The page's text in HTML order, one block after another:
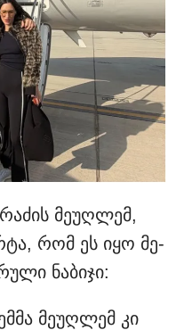
მე­უღ­ლემ,
რომ ეს იყო მე­
ნა­ბი­ჯი:
მე­უღ­ლემ კი